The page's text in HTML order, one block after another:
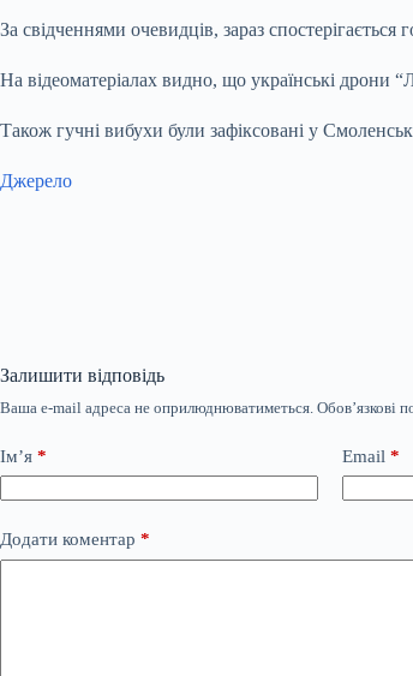
За свідченнями очевидців, зараз спостерігається
На відеоматеріалах видно, що українські дрони
Також гучні вибухи були зафіксовані у
Джерело
Залишити відповідь
Ваша e-mail адреса не оприлюднюватиметься. Обов’язкові
Ім’я * Email *
Додати коментар *